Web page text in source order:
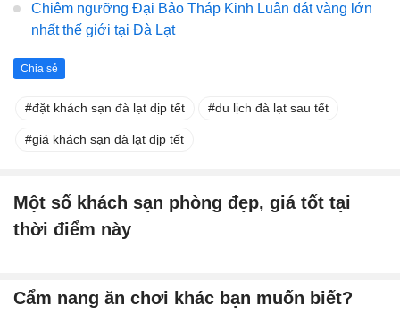
Chiêm ngưỡng Đại Bảo Tháp Kinh Luân dát vàng lớn
nhất thế giới tại Đà Lạt
Chia sẻ
đặt khách sạn đà lạt dịp tết du lịch đà lạt sau tết
giá khách sạn đà lạt dịp tết
Một số khách sạn phòng đẹp, giá tốt tại
thời điểm này
Cẩm nang ăn chơi khác bạn muốn biết?